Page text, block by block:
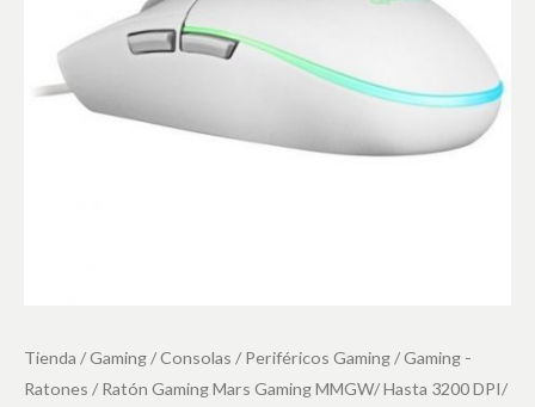
Tienda /Gaming / Consolas /Periféricos Gaming/Gaming -
Ratones / Ratón Gaming Mars Gaming MMGW/ Hasta 3200 DPI/
DPI/
Blanco